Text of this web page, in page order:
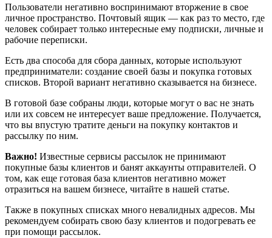
Пользователи негативно воспринимают вторжение в свое
личное пространство. Почтовый ящик — как раз то место, где
человек собирает только интересные ему подписки, личные и
рабочие переписки.
Есть два способа для сбора данных, которые используют
предприниматели: создание своей базы и покупка готовых
списков. Второй вариант негативно сказывается на бизнесе.
В готовой базе собраны люди, которые могут о вас не знать
или их совсем не интересует ваше предложение. Получается,
что вы впустую тратите деньги на покупку контактов и
рассылку по ним.
Важно! Известные сервисы рассылок не принимают
покупные базы клиентов и банят аккаунты отправителей. О
том, как еще готовая база клиентов негативно может
отразиться на вашем бизнесе, читайте в нашей статье.
Также в покупных списках много невалидных адресов. Мы
рекомендуем собирать свою базу клиентов и подогревать ее
при помощи рассылок.